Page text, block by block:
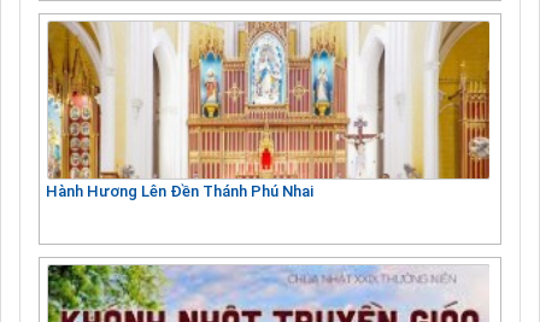
Hành Hương Lên Đền Thánh Phú Nhai